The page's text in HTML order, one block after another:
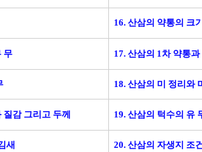
16. 산삼의 약통의 크
무 17. 산삼의 1차 약통
18. 산삼의 미 정리와
질감 그리고 두께 19. 산삼의 턱수의 유
새 20. 산삼의 자생지 조